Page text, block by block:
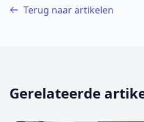
Terug naar artikelen
Gerelateerde